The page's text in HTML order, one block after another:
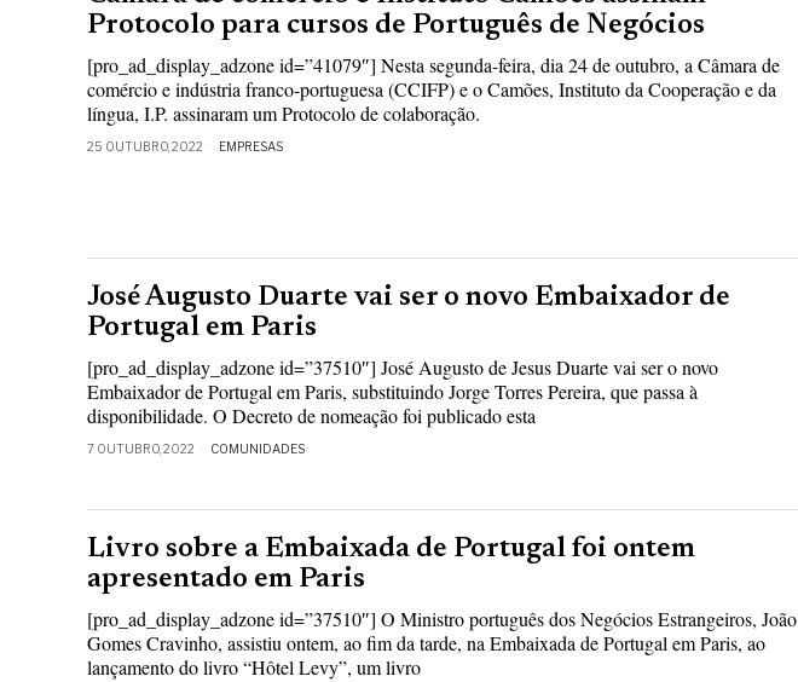
Protocolo para cursos de Português de Negócios
[pro_ad_display_adzone id=”41079″] Nesta segunda-feira, dia 24 de outubro, a Câmara de
comércio e indústria franco-portuguesa (CCIFP) e o Camões, Instituto da Cooperação e da
língua, I.P. assinaram um Protocolo de colaboração.
25 OUTUBRO, 2022 EMPRESAS
José Augusto Duarte vai ser o novo Embaixador de
Portugal em Paris
[pro_ad_display_adzone id=”37510″] José Augusto de Jesus Duarte vai ser o novo
Embaixador de Portugal em Paris, substituindo Jorge Torres Pereira, que passa à
disponibilidade. O Decreto de nomeação foi publicado esta
7 OUTUBRO, 2022 COMUNIDADES
Livro sobre a Embaixada de Portugal foi ontem
apresentado em Paris
[pro_ad_display_adzone id=”37510″] O Ministro português dos Negócios Estrangeiros, João
Gomes Cravinho, assistiu ontem, ao fim da tarde, na Embaixada de Portugal em Paris, ao
lançamento do livro “Hôtel Levy”, um livro